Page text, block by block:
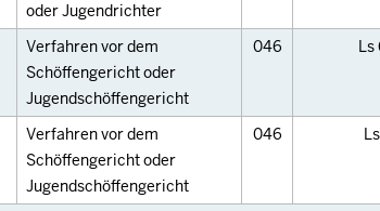
oder Jugendrichter
Verfahren vor dem
Schöffengericht oder
Jugendschöffengericht
046
Verfahren vor dem
Schöffengericht oder
Jugendschöffengericht
046